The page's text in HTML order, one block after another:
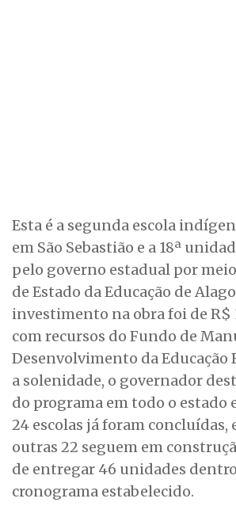
Esta é a segunda escola
em São Sebastião e a 18ª
pelo governo estadual por
de Estado da Educação de
investimento na obra foi de R$
com recursos do Fundo de
Desenvolvimento da Educação
a solenidade, o governador
do programa em todo o estado
24 escolas já foram concluídas,
outras 22 seguem em
de entregar 46 unidades
cronograma estabelecido.